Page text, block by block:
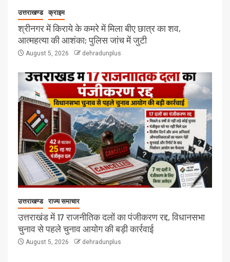
उत्तराखण्ड क्राइम
श्रीनगर में किराये के कमरे में मिला बीए छात्र का शव,
आत्महत्या की आशंका; पुलिस जांच में जुटी
August 5, 2026 dehradunplus
उत्तराखण्ड राज्य समाचार
उत्तराखंड में 17 राजनीतिक दलों का पंजीकरण रद्द, विधानसभा
चुनाव से पहले चुनाव आयोग की बड़ी कार्रवाई
August 5, 2026 dehradunplus